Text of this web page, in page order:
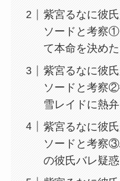
紫宮るなに彼
ソードと考察
て本命を決め
紫宮るなに彼
ソードと考察
雪レイドに熱弁
紫宮るなに彼
ソードと考察
の彼氏バレ疑惑